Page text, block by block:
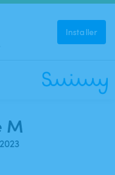
Installer
M